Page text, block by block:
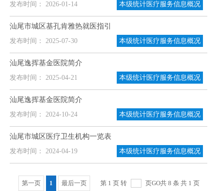
发布时间： 2026-01-14 本级统计医疗服务信息概况
汕尾市城区基孔肯雅热就医指引
发布时间： 2025-07-30 本级统计医疗服务信息概况
汕尾逸挥基金医院简介
发布时间： 2025-04-21 本级统计医疗服务信息概况
汕尾逸挥基金医院简介
发布时间： 2024-10-24 本级统计医疗服务信息概况
汕尾市城区医疗卫生机构一览表
发布时间： 2024-04-19 本级统计医疗服务信息概况
第一页 1 最后一页 第 1 页 转 页GO共 8 条 共 1 页